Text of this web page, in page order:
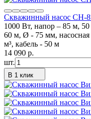
Скважинный насос СН-
1000 Вт, напор – 85 м,
60 м, Ø - 75 мм, насосная
м³, кабель - 50 м
14 090 p.
шт.
В 1 клик